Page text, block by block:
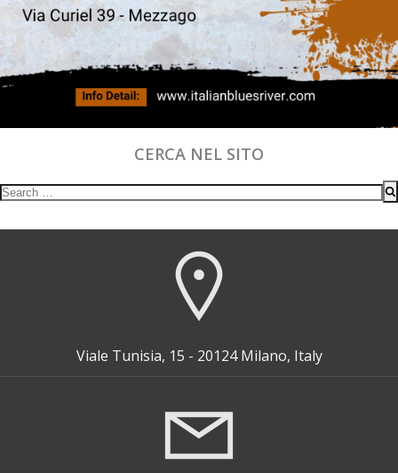
CERCA NEL SITO
Search
Viale Tunisia, 15 - 20124 Milano, Italy